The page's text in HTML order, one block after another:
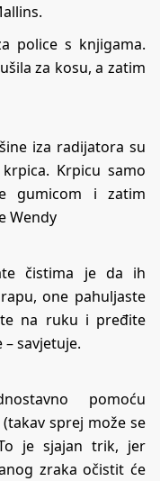
police s knjigama.
za kosu, a zatim
iza radijatora su
Krpicu samo
gumicom i zatim
Wendy
čistima je da ih
one pahuljaste
na ruku i pređite
savjetuje.
pomoću
sprej može se
je sjajan trik, jer
zraka očistit će